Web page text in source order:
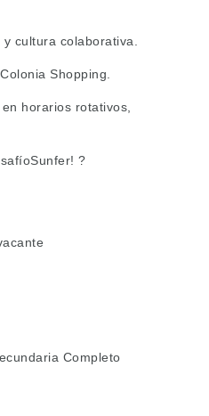
cultura colaborativa.
Shopping.
horarios rotativos,
?
Completo